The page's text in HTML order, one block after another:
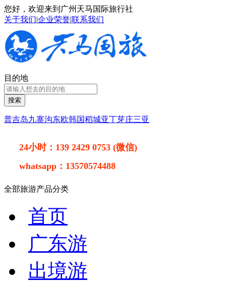
您好，欢迎来到广州天马国际旅行社
关于我们|企业荣誉|联系我们
目的地
搜索
普吉岛九寨沟东欧韩国稻城亚丁芽庄三亚
24小时： 139 2429 0753 (微信)
whatsapp： 13570574488
全部旅游产品分类
首页
广东游
出境游